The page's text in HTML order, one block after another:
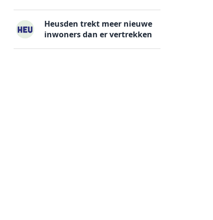
Heusden trekt meer nieuwe
inwoners dan er vertrekken